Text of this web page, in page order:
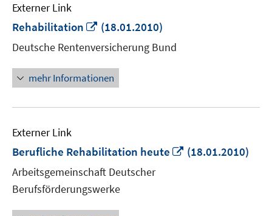
Externer Link
Rehabilitation
In
neuem
Fenster
öffnen
(18.01.2010)
Deutsche Rentenversicherung Bund
mehr Informationen
Externer Link
Berufliche Rehabilitation heute
In
(18.01.2010)
Arbeitsgemeinschaft Deutscher
Berufsförderungswerke